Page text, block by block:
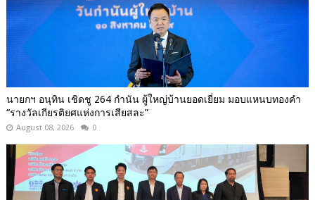
นายกฯ อนุทิน เชิดชู 264 กำนัน ผู้ใหญ่บ้านยอดเยี่ยม มอบแหนบทองคำ
“รางวัลเกียรติยศแห่งการเสียสละ”
August 08, 2026 0